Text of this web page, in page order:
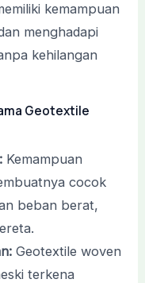
kemampuan
menghadapi
kehilangan
Geotextile
Kemampuan
cocok
beban berat,
Geotextile woven
terkena